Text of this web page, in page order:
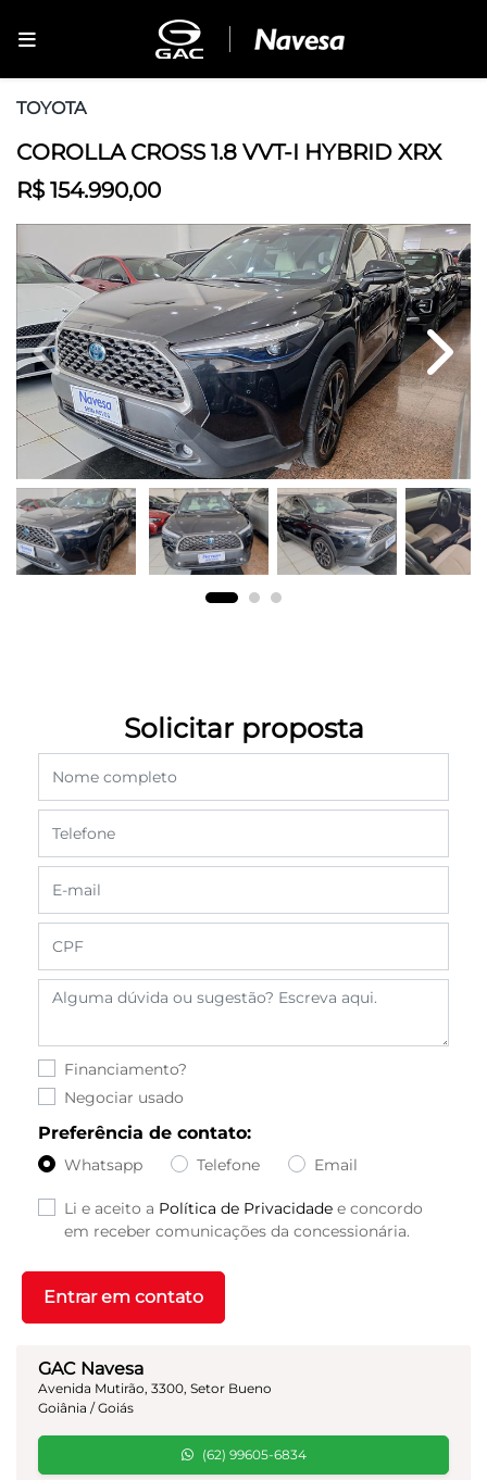
TOYOTA
COROLLA CROSS 1.8 VVT-I HYBRID XRX
R$ 154.990,00
Previous Next
GAC Navesa
Avenida Mutirão, 3300, Setor Bueno
Goiânia / Goiás
(62) 99605-6834
Solicitar proposta
Financiamento?
Negociar usado
Preferência de contato:
Whatsapp Telefone Email
Li e aceito a Política de Privacidade e concordo
em receber comunicações da concessionária.
Entrar em contato